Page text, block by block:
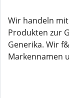
Wir handeln
Produkten zur
Generika. Wir
Markennamen